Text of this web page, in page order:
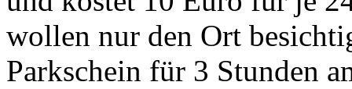
wollen nur den Ort
Parkschein für 3 Stunden